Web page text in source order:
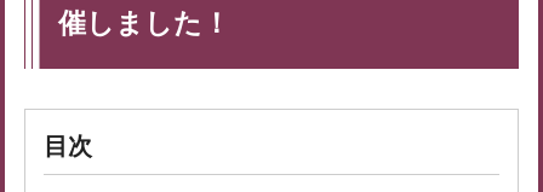
催しました！
目次